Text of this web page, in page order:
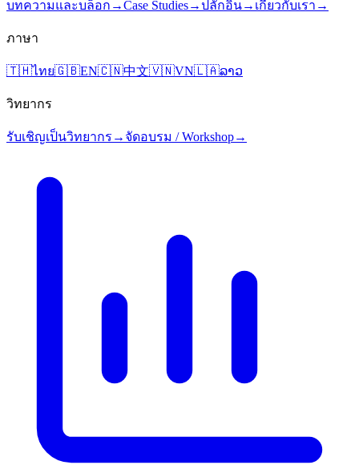
บทความและบล็อก →Case Studies→ปลั๊กอิน→ เกี่ยวกับเรา →
ภาษา
🇹🇭ไทย🇬🇧EN🇨🇳中文🇻🇳VN🇱🇦ລາວ
วิทยากร
รับเชิญเป็นวิทยากร → จัดอบรม / Workshop→